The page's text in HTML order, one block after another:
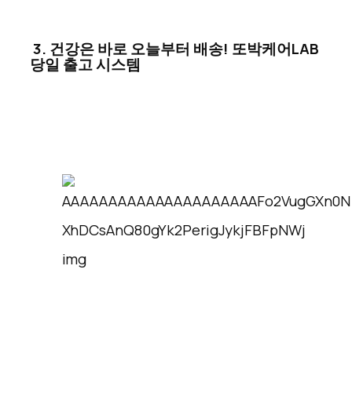
3. 건강은 바로 오늘부터 배송! 또박케어LAB
당일 출고 시스템